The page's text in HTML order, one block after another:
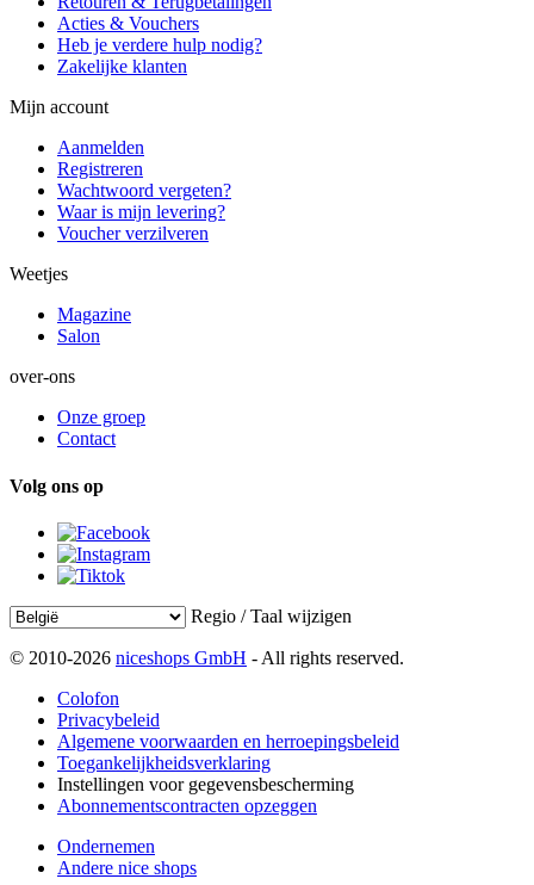
Acties & Vouchers
Heb je verdere hulp nodig?
Zakelijke klanten
Mijn account
Aanmelden
Registreren
Wachtwoord vergeten?
Waar is mijn levering?
Voucher verzilveren
Weetjes
Magazine
Salon
over-ons
Onze groep
Contact
Volg ons op
Regio / Taal wijzigen
© 2010-2026 niceshops GmbH - All rights reserved.
Colofon
Privacybeleid
Algemene voorwaarden en herroepingsbeleid
Toegankelijkheidsverklaring
Instellingen voor gegevensbescherming
Abonnementscontracten opzeggen
Ondernemen
Andere nice shops